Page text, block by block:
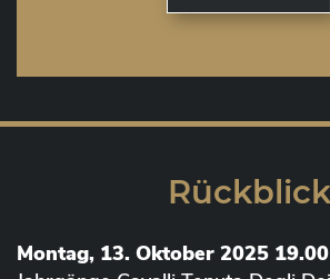
Rückblick
Montag, 13. Oktober 2025